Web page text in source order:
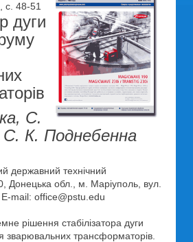
с. 48-51
дуги
С.
С. К. Поднебенна
державний технічний
Донецька обл., м. Маріуполь, вул.
E-mail: office@pstu.edu
рішення стабілізатора дуги
зварювальних трансформаторів.